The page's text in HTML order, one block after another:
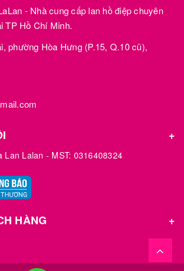
- Nhà cung cấp lan hồ điệp chuyên
TP Hồ Chí Minh.
phường Hòa Hưng (P.15, Q.10 cũ),
Lan Lalan - MST: 0316408324
HÀNG